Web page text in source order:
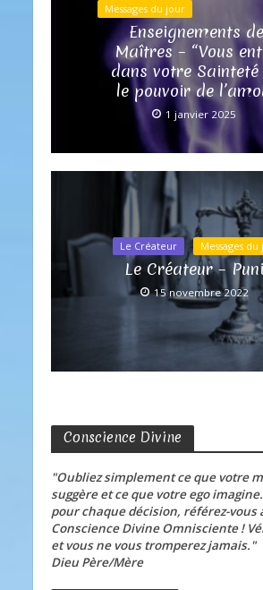
Messages du jour
Enseignements
Maîtres – “Vous
dans votre
le pouvoir de
1 janvier 2025
Le Créateur Messages
Le Créateur –
15 novembre 2022
Conscience Divine
"Oubliez simplement ce que votre
suggère et ce que votre ego
pour chaque décision, référez-vous
Conscience Divine Omnisciente !
et vous ne vous tromperez jamais."
Dieu Père/Mère